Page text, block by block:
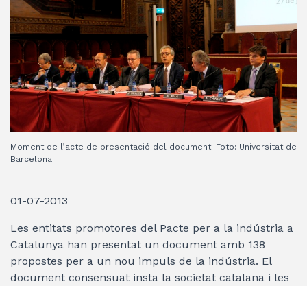
Moment de l’acte de presentació del document. Foto: Universitat de
Barcelona
01-07-2013
Les entitats promotores del Pacte per a la indústria a
Catalunya han presentat un document amb 138
propostes per a un nou impuls de la indústria. El
document consensuat insta la societat catalana i les